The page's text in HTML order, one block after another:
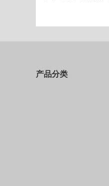
产品分类